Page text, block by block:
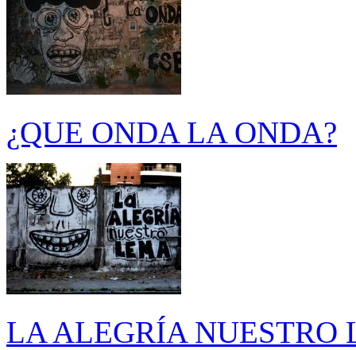
¿QUE ONDA LA ONDA?
LA ALEGRÍA NUESTRO